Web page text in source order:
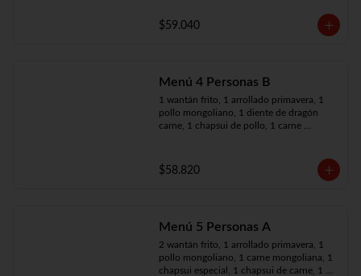
$59.040
Menú 4 Personas B
1 wantán frito, 1 arrollado primavera, 1
pollo mongoliano, 1 diente de dragón
carne, 1 chapsui de pollo, 1 carne
$58.820
Menú 5 Personas A
2 wantán frito, 1 arrollado primavera, 1
pollo mongoliano, 1 carne mongoliana, 1
chapsui especial, 1 chapsui de carne, 1